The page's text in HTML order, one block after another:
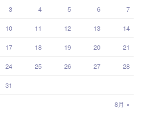
8月 »
3 4 5 6 7
10 11 12 13 14
17 18 19 20 21
24 25 26 27 28
31